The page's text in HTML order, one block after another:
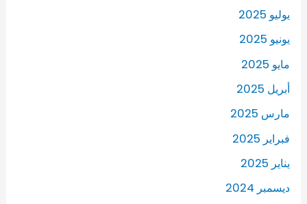
يوليو 2025
يونيو 2025
مايو 2025
أبريل 2025
مارس 2025
فبراير 2025
يناير 2025
ديسمبر 2024